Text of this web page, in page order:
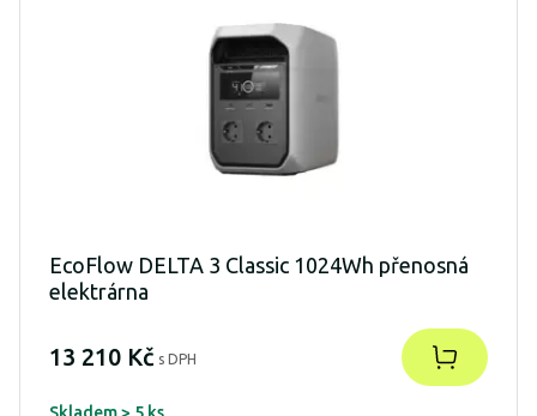
EcoFlow DELTA 3 Classic 1024Wh přenosná
elektrárna
13 210 Kč s DPH
Skladem > 5 ks